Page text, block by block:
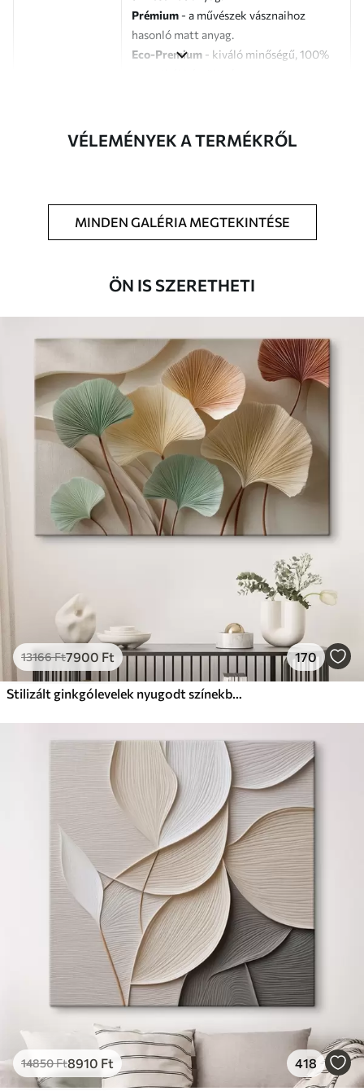
Prémium - a művészek vásznaihoz
hasonló matt anyag.
Eco-Premium - kiváló minőségű, 100%
Cikkszám s46882
Elérhető anyagok
✓Fakulásálló
Biztonságos, szagtalan tinta
✗Vászonhatású felület
✗Környezetbarát anyag
Prémium
Ft
Élénk, gazdag színek
Fakulásálló
✓Biztonságos, szagtalan tinta
Eco-Prémium
Tól12405Ft
✓Élénk, gazdag színek
✓Fakulásálló
Környezetbarát anyag
VÉLEMÉNYEK A TERMÉKRŐL
MINDEN GALÉRIA MEGTEKINTÉSE
ÖN IS SZERETHETI
13166Ft7900 Ft 170
Stilizált ginkgólevelek nyugodt színekben
14850Ft8910 Ft 418